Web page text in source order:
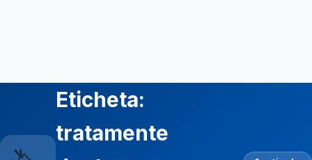
Eticheta:
tratamente